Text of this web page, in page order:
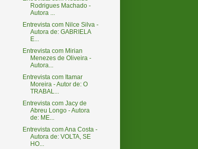
Rodrigues Machado -
Autora ...
Entrevista com Nilce Silva -
Autora de: GABRIELA
E...
Entrevista com Mirian
Menezes de Oliveira -
Autora...
Entrevista com Itamar
Moreira - Autor de: O
TRABAL...
Entrevista com Jacy de
Abreu Longo - Autora
de: ME...
Entrevista com Ana Costa -
Autora de: VOLTA, SE
HO...